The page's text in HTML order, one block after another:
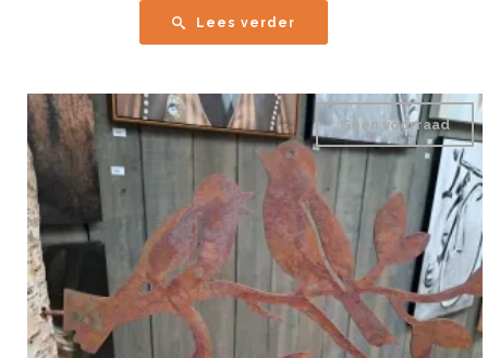
Lees verder
Geen voorraad